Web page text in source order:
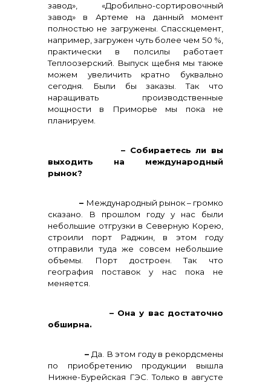
завод», «Дробильно-сортировочный
завод» в Артеме на данный момент
полностью не загружены. Спасскцемент,
например, загружен чуть более чем 50 %,
практически в полсилы работает
Теплоозерский. Выпуск щебня мы также
можем увеличить кратно буквально
сегодня. Были бы заказы. Так что
наращивать производственные
мощности в Приморье мы пока не
планируем.
– Собираетесь ли вы
выходить на международный
рынок?
– Международный рынок – громко
сказано. В прошлом году у нас были
небольшие отгрузки в Северную Корею,
строили порт Раджин, в этом году
отправили туда же совсем небольшие
объемы. Порт достроен. Так что
география поставок у нас пока не
меняется.
– Она у вас достаточно
обширна.
– Да. В этом году в рекордсмены
по приобретению продукции вышла
Нижне-Бурейская ГЭС. Только в августе